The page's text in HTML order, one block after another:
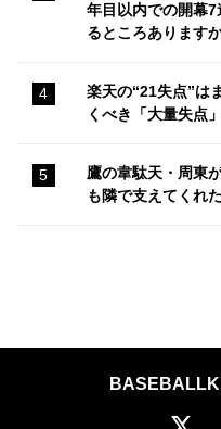
年目以内での開幕
るところあります
楽天の“21失点”
くべき「大量失点
鷹の韋駄天・周東
も隣で支えてくれ